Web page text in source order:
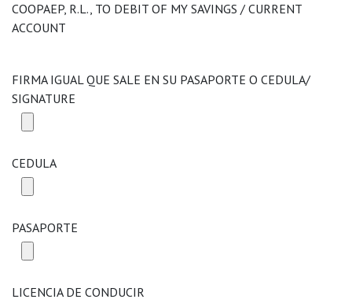
COOPAEP, R.L., TO DEBIT OF MY SAVINGS / CURRENT
ACCOUNT
FIRMA IGUAL QUE SALE EN SU PASAPORTE O CEDULA/
SIGNATURE
CEDULA
PASAPORTE
LICENCIA DE CONDUCIR